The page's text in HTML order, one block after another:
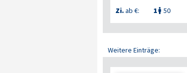
Zi.ab €: 1  50
Weitere Einträge: